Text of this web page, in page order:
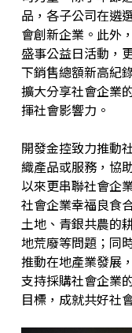
品，各子公司在遴
會創新企業。此外
盛事公益日活動，
下銷售總額新高紀
擴大分享社會企業
揮社會影響力。
開發金控致力推動
織產品或服務，協
以來更串聯社會企
社會企業幸福良食
土地、青銀共農的
地荒廢等問題；同
推動在地產業發展
支持採購社會企業
目標，成就共好社